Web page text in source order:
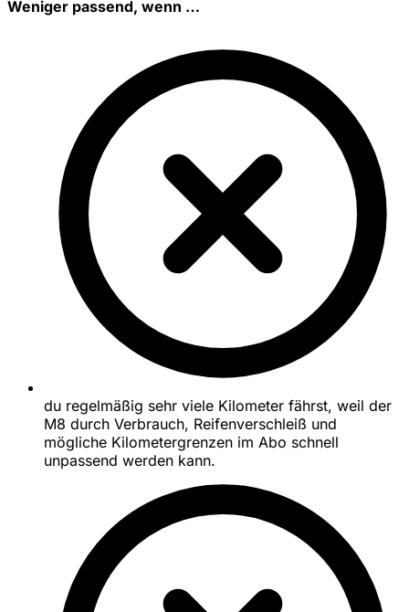
Weniger passend, wenn …
du regelmäßig sehr viele Kilometer fährst, weil der
M8 durch Verbrauch, Reifenverschleiß und
mögliche Kilometergrenzen im Abo schnell
unpassend werden kann.